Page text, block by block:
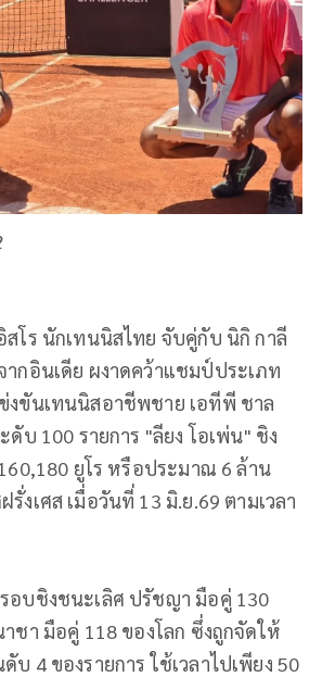
โร นักเทนนิสไทย จับคู่กับ นิกิ กาลี
กอินเดีย ผงาดคว้าแชมป์ประเภท
งขันเทนนิสอาชีพชาย เอทีพี ชาล
ดับ 100 รายการ "ลียง โอเพ่น" ชิง
ยูโร หรือประมาณ 6 ล้าน
งเศส เมื่อวันที่ 13 มิ.ย.69 ตามเวลา
อบชิงชนะเลิศ ปรัชญา มือคู่ 130
ชา มือคู่ 118 ของโลก ซึ่งถูกจัดให้
บ 4 ของรายการ ใช้เวลาไปเพียง 50